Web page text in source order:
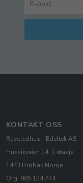
KONTAKT OSS
Ravstedhus - Edeltek AS
Husvikveien 14, 1 etasje
1443 Drøbak Norge
Org: 985 134 774